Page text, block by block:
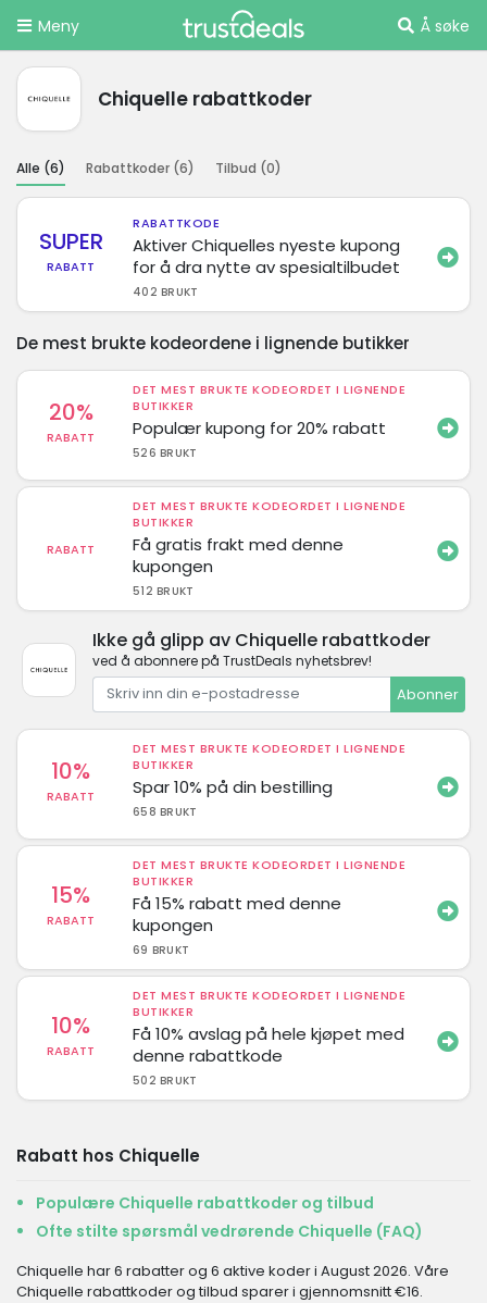
Meny Å søke
Chiquelle rabattkoder
Alle (6) Rabattkoder (6) Tilbud (0)
SUPER
RABATT
RABATTKODE
Aktiver Chiquelles nyeste kupong
for å dra nytte av spesialtilbudet
402 BRUKT
De mest brukte kodeordene i lignende butikker
20%
RABATT
DET MEST BRUKTE KODEORDET I LIGNENDE
BUTIKKER
Populær kupong for 20% rabatt
526 BRUKT
RABATT
DET MEST BRUKTE KODEORDET I LIGNENDE
BUTIKKER
Få gratis frakt med denne
kupongen
512 BRUKT
Ikke gå glipp av Chiquelle rabattkoder
ved å abonnere på TrustDeals nyhetsbrev!
Abonner
10%
RABATT
DET MEST BRUKTE KODEORDET I LIGNENDE
BUTIKKER
Spar 10% på din bestilling
658 BRUKT
15%
RABATT
DET MEST BRUKTE KODEORDET I LIGNENDE
BUTIKKER
Få 15% rabatt med denne
kupongen
69 BRUKT
10%
RABATT
DET MEST BRUKTE KODEORDET I LIGNENDE
BUTIKKER
Få 10% avslag på hele kjøpet med
denne rabattkode
502 BRUKT
Rabatt hos Chiquelle
Populære Chiquelle rabattkoder og tilbud
Ofte stilte spørsmål vedrørende Chiquelle (FAQ)
Chiquelle har 6 rabatter og 6 aktive koder i August 2026. Våre
Chiquelle rabattkoder og tilbud sparer i gjennomsnitt €16.